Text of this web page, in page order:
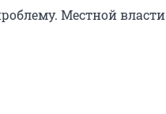
Местной власти